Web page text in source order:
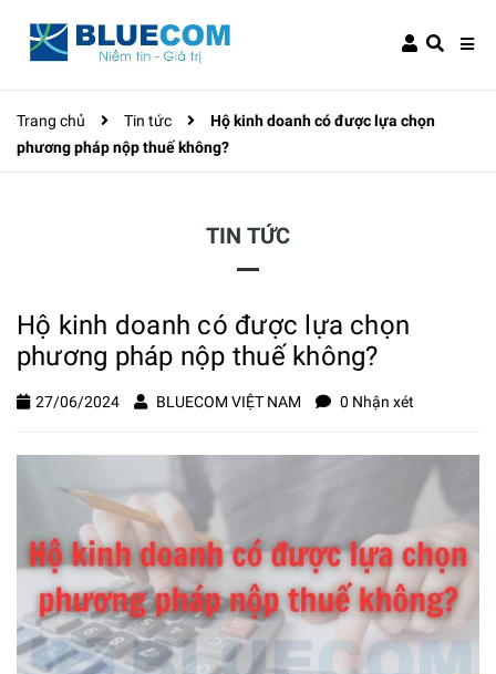
Trang chủ Tin tức
Hộ kinh doanh có được lựa chọn
phương pháp nộp thuế không?
TIN TỨC
Hộ kinh doanh có được lựa chọn
phương pháp nộp thuế không?
27/06/2024 BLUECOM VIỆT NAM 0 Nhận xét